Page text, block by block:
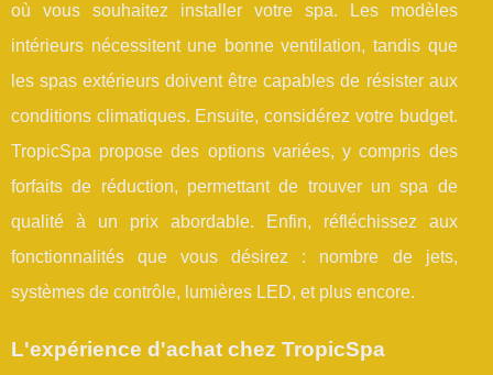
où vous souhaitez installer votre spa. Les modèles
intérieurs nécessitent une bonne ventilation, tandis que
les spas extérieurs doivent être capables de résister aux
conditions climatiques. Ensuite, considérez votre budget.
TropicSpa propose des options variées, y compris des
forfaits de réduction, permettant de trouver un spa de
qualité à un prix abordable. Enfin, réfléchissez aux
fonctionnalités que vous désirez : nombre de jets,
systèmes de contrôle, lumières LED, et plus encore.
L'expérience d'achat chez TropicSpa